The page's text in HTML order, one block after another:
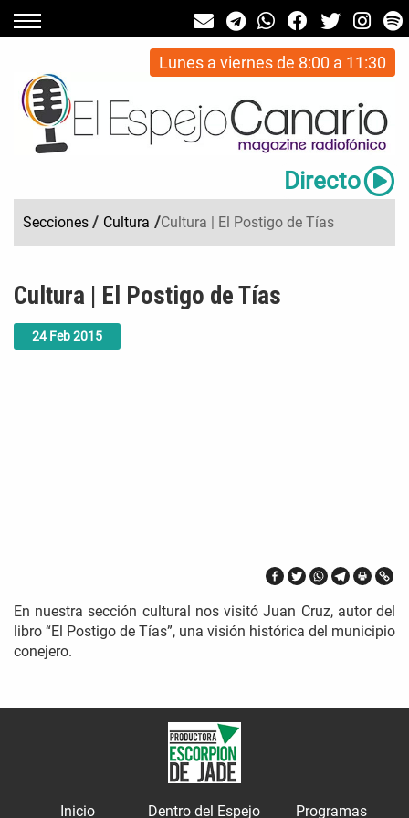
Lunes a viernes de 8:00 a 11:30
Directo
Secciones / Cultura /Cultura | El Postigo de Tías
24 Feb2015
Cultura | El Postigo de Tías
En nuestra sección cultural nos visitó Juan Cruz, autor del
libro “El Postigo de Tías”, una visión histórica del municipio
conejero.
Inicio Dentro del Espejo Programas